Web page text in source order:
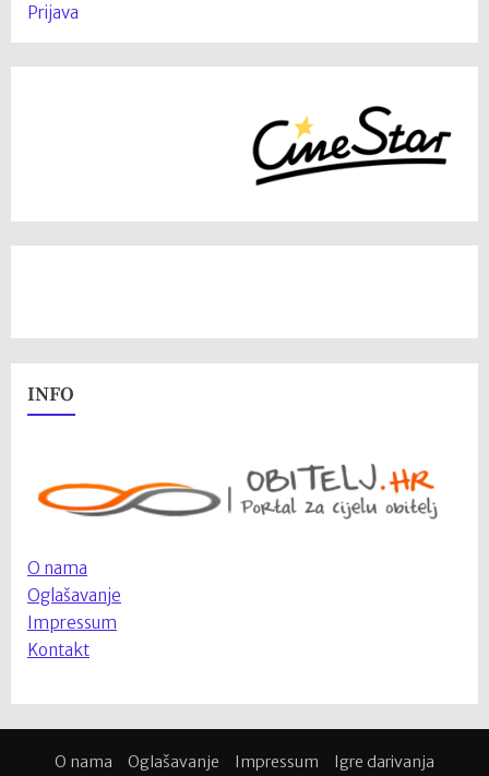
Prijava
INFO
O nama
Oglašavanje
Impressum
Kontakt
O nama Oglašavanje Impressum Igre darivanja